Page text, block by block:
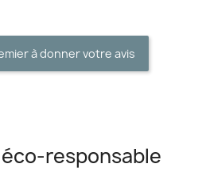
à donner votre avis
responsable